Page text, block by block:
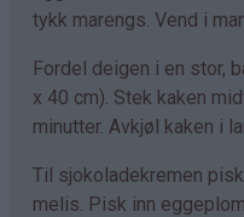
tykk marengs. Vend i
Fordel deigen i en stor,
x 40 cm). Stek kaken
minutter. Avkjøl kaken i
Til sjokoladekremen
melis. Pisk inn